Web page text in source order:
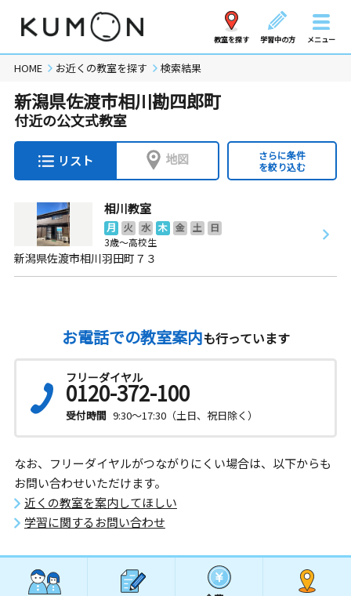
教室を探す 学習中の方 メニュー
HOME お近くの教室を探す 検索結果
新潟県佐渡市相川勘四郎町
付近の公文式教室
リスト 地図
さらに条件
を絞り込む
相川教室
月 火 水 木 金 土
日
3歳～高校生
新潟県佐渡市相川羽田町７３
お電話での教室案内も行っています
フリーダイヤル
0120-372-100
受付時間 9:30～17:30（土日、祝日除く）
なお、フリーダイヤルがつながりにくい場合は、以下からも
お問い合わせいただけます。
近くの教室を案内してほしい
学習に関するお問い合わせ